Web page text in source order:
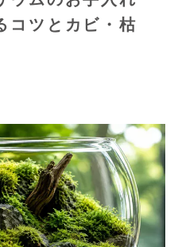
コツとカビ・枯